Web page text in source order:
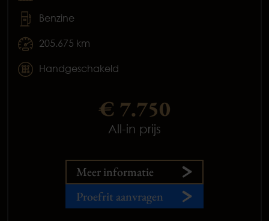
Benzine
205.675 km
Handgeschakeld
€ 7.750
All-in prijs
Meer informatie
Proefrit aanvragen